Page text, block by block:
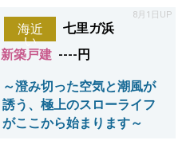
8月1日UP
海近
い
七里ガ浜
新築戸建 ----円
～澄み切った空気と潮風が
誘う、極上のスローライフ
がここから始まります～